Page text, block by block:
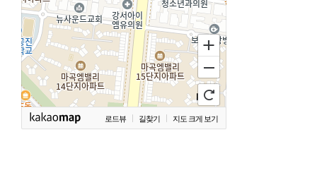
로드뷰 길찾기 지도 크게 보기